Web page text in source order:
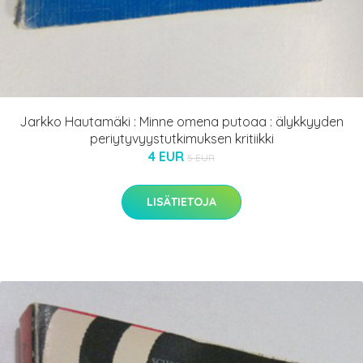
Jarkko Hautamäki : Minne omena putoaa : älykkyyden
periytyvyystutkimuksen kritiikki
4 EUR 5 EUR
LISÄTIETOJA